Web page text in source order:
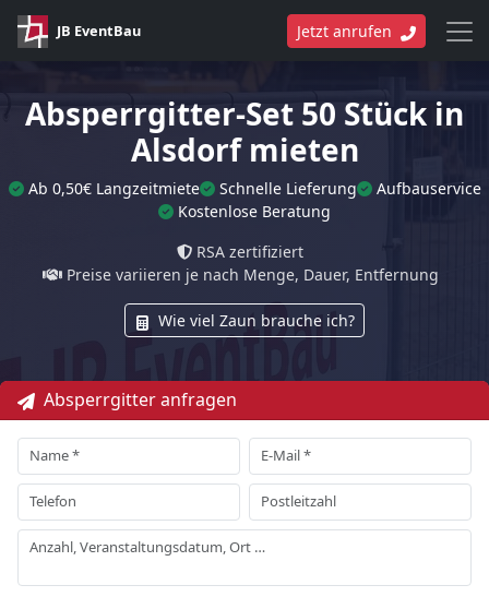
JB EventBau Jetzt anrufen
Absperrgitter-Set 50 Stück in
Alsdorf mieten
Ab 0,50€ Langzeitmiete Schnelle Lieferung
Aufbauservice
Kostenlose Beratung
RSA zertifiziert
Preise variieren je nach Menge, Dauer, Entfernung
Wie viel Zaun brauche ich?
Absperrgitter anfragen